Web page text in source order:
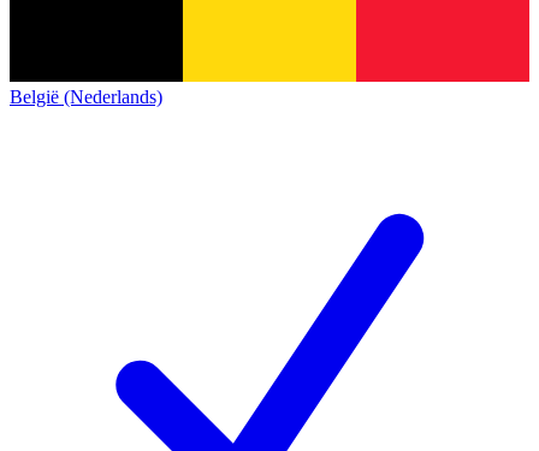
België (Nederlands)